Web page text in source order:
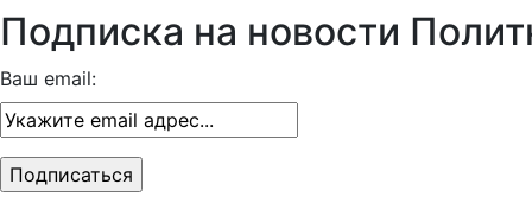
Подписка на новости
Ваш email: